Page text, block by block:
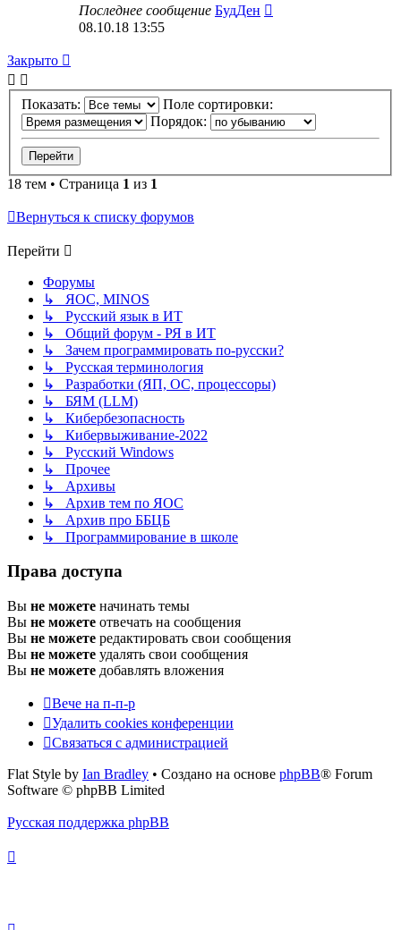
Последнее сообщение БудДен
08.10.18 13:55
Закрыто
Показать:
Поле сортировки:
Порядок:
18 тем • Страница 1 из 1
Вернуться к списку форумов
Перейти
Форумы
↳ ЯОС, MINOS
↳ Русский язык в ИТ
↳ Общий форум - РЯ в ИТ
↳ Зачем программировать по-русски?
↳ Русская терминология
↳ Разработки (ЯП, ОС, процессоры)
↳ БЯМ (LLM)
↳ Кибербезопасность
↳ Кибервыживание-2022
↳ Русский Windows
↳ Прочее
↳ Архивы
↳ Архив тем по ЯОС
↳ Архив про ББЦБ
↳ Программирование в школе
Права доступа
Вы не можете начинать темы
Вы не можете отвечать на сообщения
Вы не можете редактировать свои сообщения
Вы не можете удалять свои сообщения
Вы не можете добавлять вложения
Вече на п-п-р
Удалить cookies конференции
Связаться с администрацией
Flat Style by Ian Bradley • Создано на основе phpBB® Forum
Software © phpBB Limited
Русская поддержка phpBB